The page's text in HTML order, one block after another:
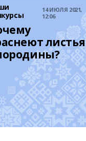
14 ИЮЛЯ 2021,
12:06
листья